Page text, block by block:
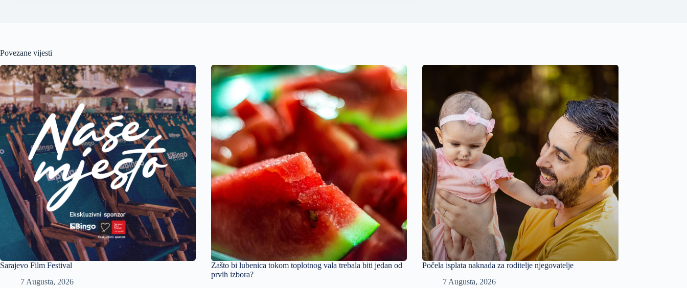
Povezane vijesti
Sarajevo Film Festival
7 Augusta, 2026
Zašto bi lubenica tokom toplotnog vala trebala biti jedan od
prvih izbora?
Počela isplata naknada za roditelje njegovatelje
7 Augusta, 2026